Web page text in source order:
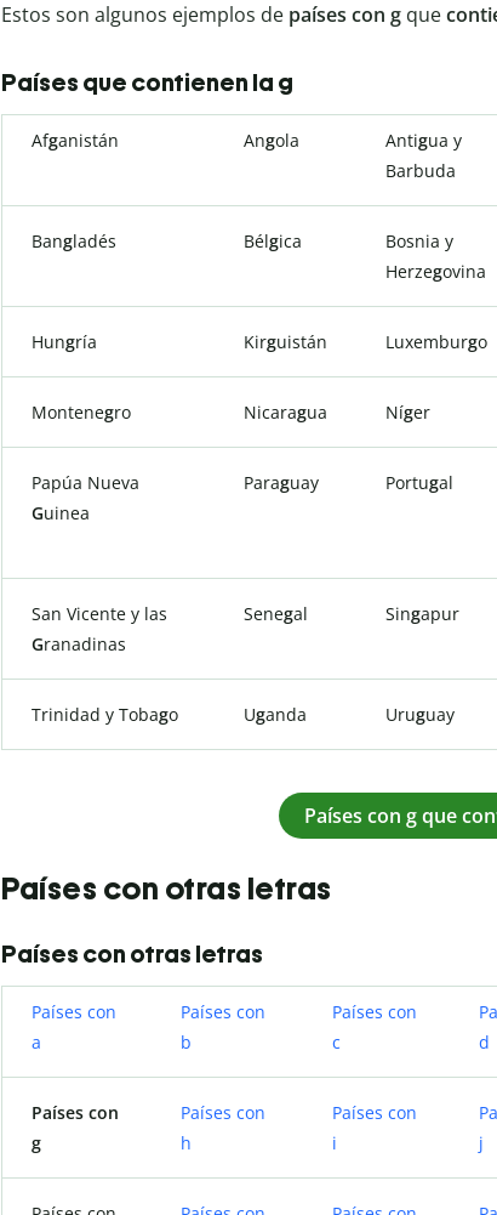
Estos son algunos ejemplos de países con g que
Países que contienen la g
Afganistán Angola Antigua y
Barbuda
Bangladés Bélgica
Bosnia y
Herzegovina
Hungría Kirguistán Luxemburgo
Montenegro Nicaragua Níger
Papúa Nueva
Guinea
Paraguay Portugal
San Vicente y las
Granadinas
Senegal Singapur
Trinidad y Tobago Uganda Uruguay
Países con g que
Países con otras letras
Países con otras letras
Países con
a
Países con
b
Países con
c
d
Países con
g
Países con
h
Países con
i
j